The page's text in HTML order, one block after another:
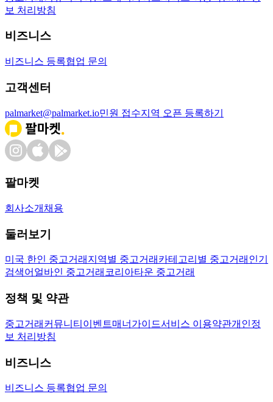
보 처리방침
비즈니스
비즈니스 등록협업 문의
고객센터
palmarket@palmarket.io민원 접수지역 오픈 등록하기
팔마켓
회사소개 채용
둘러보기
미국 한인 중고거래 지역별 중고거래 카테고리별 중고거래 인기
검색어 얼바인 중고거래 코리아타운 중고거래
정책 및 약관
중고거래 커뮤니티 이벤트매너가이드서비스 이용약관개인정
보 처리방침
비즈니스
비즈니스 등록협업 문의